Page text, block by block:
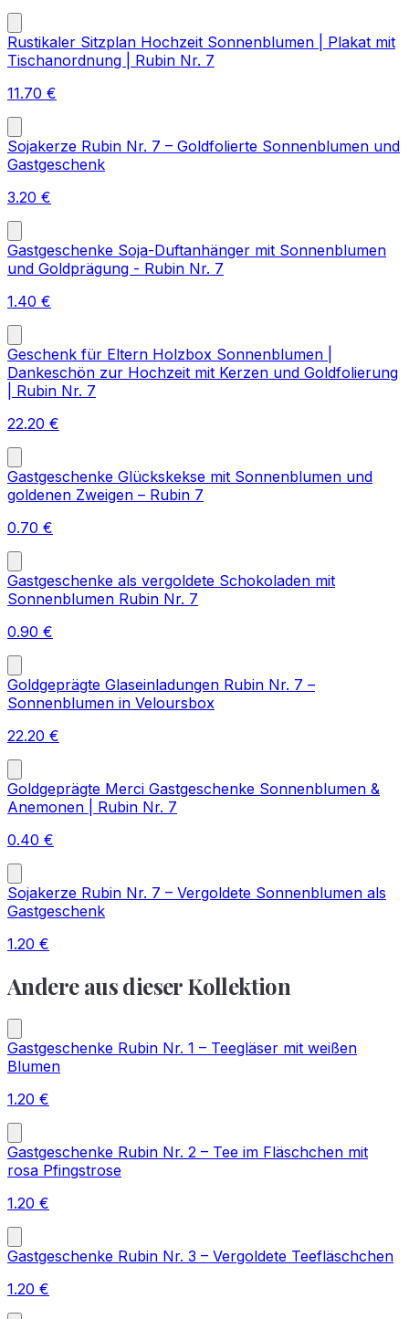
Rustikaler Sitzplan Hochzeit Sonnenblumen | Plakat mit
Tischanordnung | Rubin Nr. 7
11.70 €
Sojakerze Rubin Nr. 7 – Goldfolierte Sonnenblumen und
Gastgeschenk
3.20 €
Gastgeschenke Soja-Duftanhänger mit Sonnenblumen
und Goldprägung - Rubin Nr. 7
1.40 €
Geschenk für Eltern Holzbox Sonnenblumen |
Dankeschön zur Hochzeit mit Kerzen und Goldfolierung
| Rubin Nr. 7
22.20 €
Gastgeschenke Glückskekse mit Sonnenblumen und
goldenen Zweigen – Rubin 7
0.70 €
Gastgeschenke als vergoldete Schokoladen mit
Sonnenblumen Rubin Nr. 7
0.90 €
Goldgeprägte Glaseinladungen Rubin Nr. 7 –
Sonnenblumen in Veloursbox
22.20 €
Goldgeprägte Merci Gastgeschenke Sonnenblumen &
Anemonen | Rubin Nr. 7
0.40 €
Sojakerze Rubin Nr. 7 – Vergoldete Sonnenblumen als
Gastgeschenk
1.20 €
Andere aus dieser Kollektion
Gastgeschenke Rubin Nr. 1 – Teegläser mit weißen
Blumen
1.20 €
Gastgeschenke Rubin Nr. 2 – Tee im Fläschchen mit
rosa Pfingstrose
1.20 €
Gastgeschenke Rubin Nr. 3 – Vergoldete Teefläschchen
1.20 €